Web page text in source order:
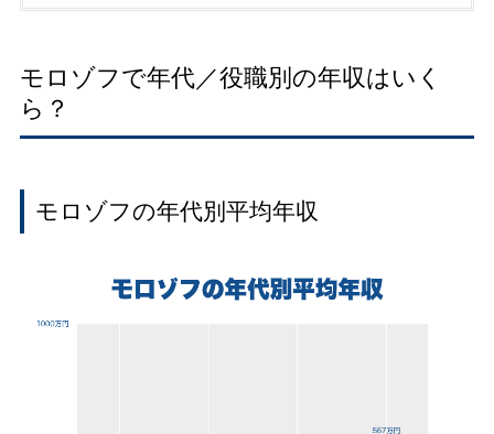
モロゾフで年代／役職別の年収はいく
ら？
モロゾフの年代別平均年収